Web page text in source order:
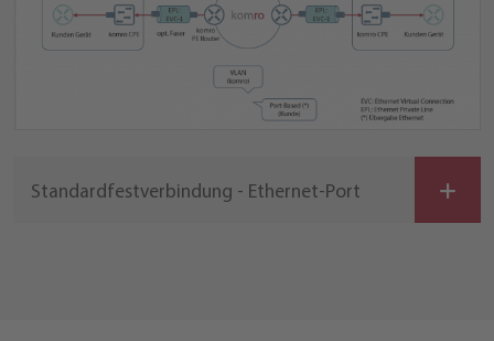
Standardfestverbindung - Ethernet-Port